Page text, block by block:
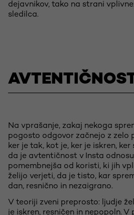
dejavnikov, tako na strani
sledilca.
Na vprašanje, zakaj nekoga
pogosto odgovor začnejo z zelo
ker je tak, kot je, ker je iskren, ker
da je avtentičnost v Insta
pomembnejša od koristi, ki jih
želijo verjeti, da je tisto, kar
dan, resnično in nezaigrano.
V teoriji zveni preprosto: ljudje
je iskren, resničen in nepopoln. V